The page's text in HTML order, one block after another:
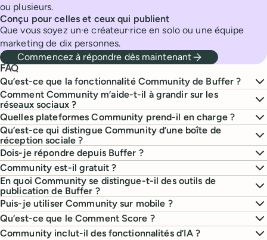
ou plusieurs.
Conçu pour celles et ceux qui publient
Que vous soyez un·e créateur·rice en solo ou une équipe
marketing de dix personnes.
Commencez à répondre dès maintenant
FAQ
Qu’est-ce que la fonctionnalité Community de Buffer ?
Comment Community m’aide-t-il à grandir sur les
réseaux sociaux ?
Quelles plateformes Community prend-il en charge ?
Qu’est-ce qui distingue Community d’une boîte de
réception sociale ?
Dois-je répondre depuis Buffer ?
Community est-il gratuit ?
En quoi Community se distingue-t-il des outils de
publication de Buffer ?
Puis-je utiliser Community sur mobile ?
Qu’est-ce que le Comment Score ?
Community inclut-il des fonctionnalités d’IA ?